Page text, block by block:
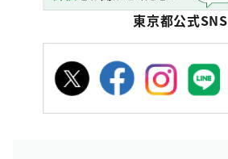
東京都公式SNS